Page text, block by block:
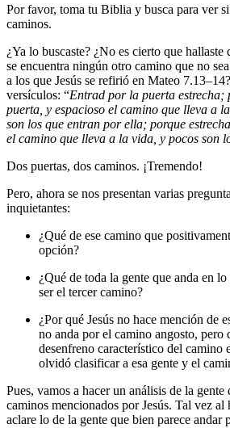
Por favor, toma tu Biblia y busca para ver
caminos.
¿Ya lo buscaste? ¿No es cierto que
se encuentra ningún otro camino que no
a los que Jesús se refirió en Mateo
versículos: “Entrad por la puerta estrecha;
puerta, y espacioso el camino que lleva a
son los que entran por ella; porque
el camino que lleva a la vida, y pocos son
Dos puertas, dos caminos. ¡Tremendo!
Pero, ahora se nos presentan varias
inquietantes:
¿Qué de ese camino que
opción?
¿Qué de toda la gente que anda en
ser el tercer camino?
¿Por qué Jesús no hace mención de
no anda por el camino angosto, pero
desenfreno característico del camino
olvidó clasificar a esa gente y el
Pues, vamos a hacer un análisis de la gente
caminos mencionados por Jesús. Tal vez al
aclare lo de la gente que bien parece andar